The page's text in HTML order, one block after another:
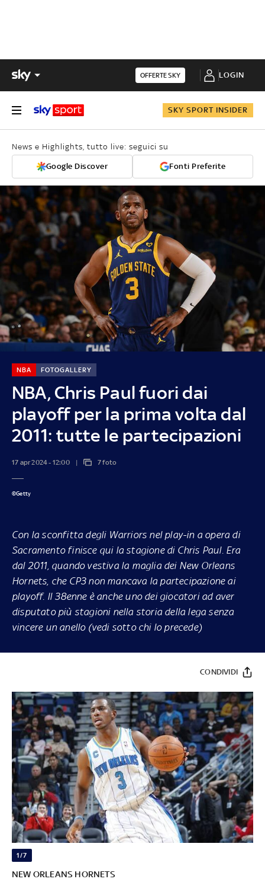
OFFERTE SKY LOGIN
SKY SPORT INSIDER
News e Highlights, tutto live: seguici su
Google Discover Fonti Preferite
NBA, Chris Paul fuori dai
playoff per la prima volta dal
2011: tutte le partecipazioni
NBA FOTOGALLERY
17 apr 2024 - 12:00 7 foto
©Getty
Con la sconfitta degli Warriors nel play-in a opera di
Sacramento finisce qui la stagione di Chris Paul. Era
dal 2011, quando vestiva la maglia dei New Orleans
Hornets, che CP3 non mancava la partecipazione ai
playoff. Il 38enne è anche uno dei giocatori ad aver
disputato più stagioni nella storia della lega senza
vincere un anello (vedi sotto chi lo precede)
CONDIVIDI
1/7
NEW ORLEANS HORNETS